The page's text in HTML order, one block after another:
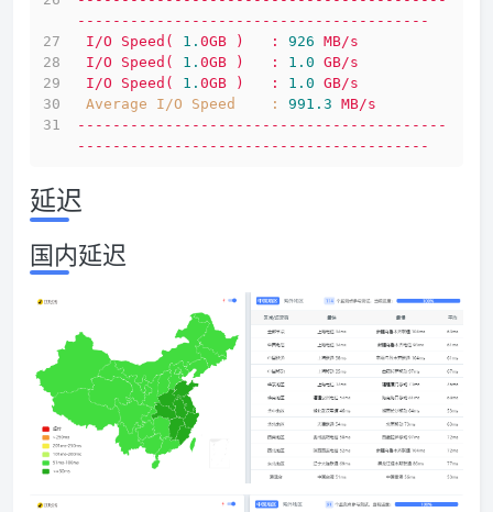
----------------------------------------
I/O
Speed( 1. 0GB ) : 926 MB/s
I/O
Speed( 1. 0GB ) : 1.0 GB/s
I/O
Speed( 1. 0GB ) : 1.0 GB/s
Average I/O Speed    :
991.3 MB/s
------------------------------------------
----------------------------------------
延迟
国内延迟